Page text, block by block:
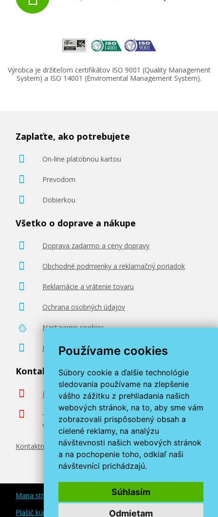
Používame cookies
Súbory cookie a ďalšie technológie
sledovania používame na zlepšenie
vášho zážitku z prehliadania našich
webových stránok, na to, aby sme vám
zobrazovali prispôsobený obsah a
cielené reklamy, na analýzu
návštevnosti našich webových stránok
a na pochopenie toho, odkiaľ naši
návštevníci prichádzajú.
Súhlasím
Odmietam
Výrobca je držiteľom certifikátov ISO 9001 (Quality Management
System) a ISO 14001 (Enviromental Management System).
Zaplaťte, ako potrebujete
On-line platobnou kartou
Prevodom
Dobierkou
Všetko o doprave a nákupe
Doprava zadarmo a ceny dopravy
Obchodné podmienky a reklamačný poriadok
Reklamácie a vrátenie tovaru
Ochrana osobných údajov
Nastavenie cookies
Poradenstvo zadarmo
Kontaktujte nás
info@miroluk.sk
+420 377 222 313
Volajte v pracovné dni od 8. do 17. hod.
Kontaktné údaje
Mapa stránok
Plašič kún a myší